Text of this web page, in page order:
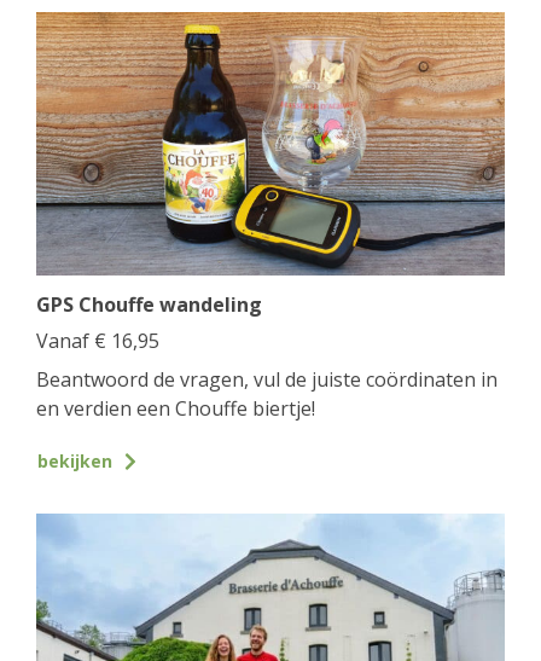
GPS Chouffe wandeling
Vanaf € 16,95
Beantwoord de vragen, vul de juiste coördinaten in
en verdien een Chouffe biertje!
bekijken